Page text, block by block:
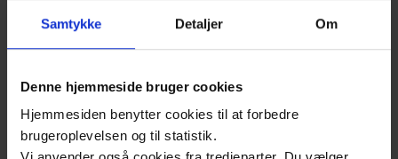
Samtykke Detaljer Om
Denne hjemmeside bruger cookies
Hjemmesiden benytter cookies til at forbedre
brugeroplevelsen og til statistik.
Uddannelsesprogramm